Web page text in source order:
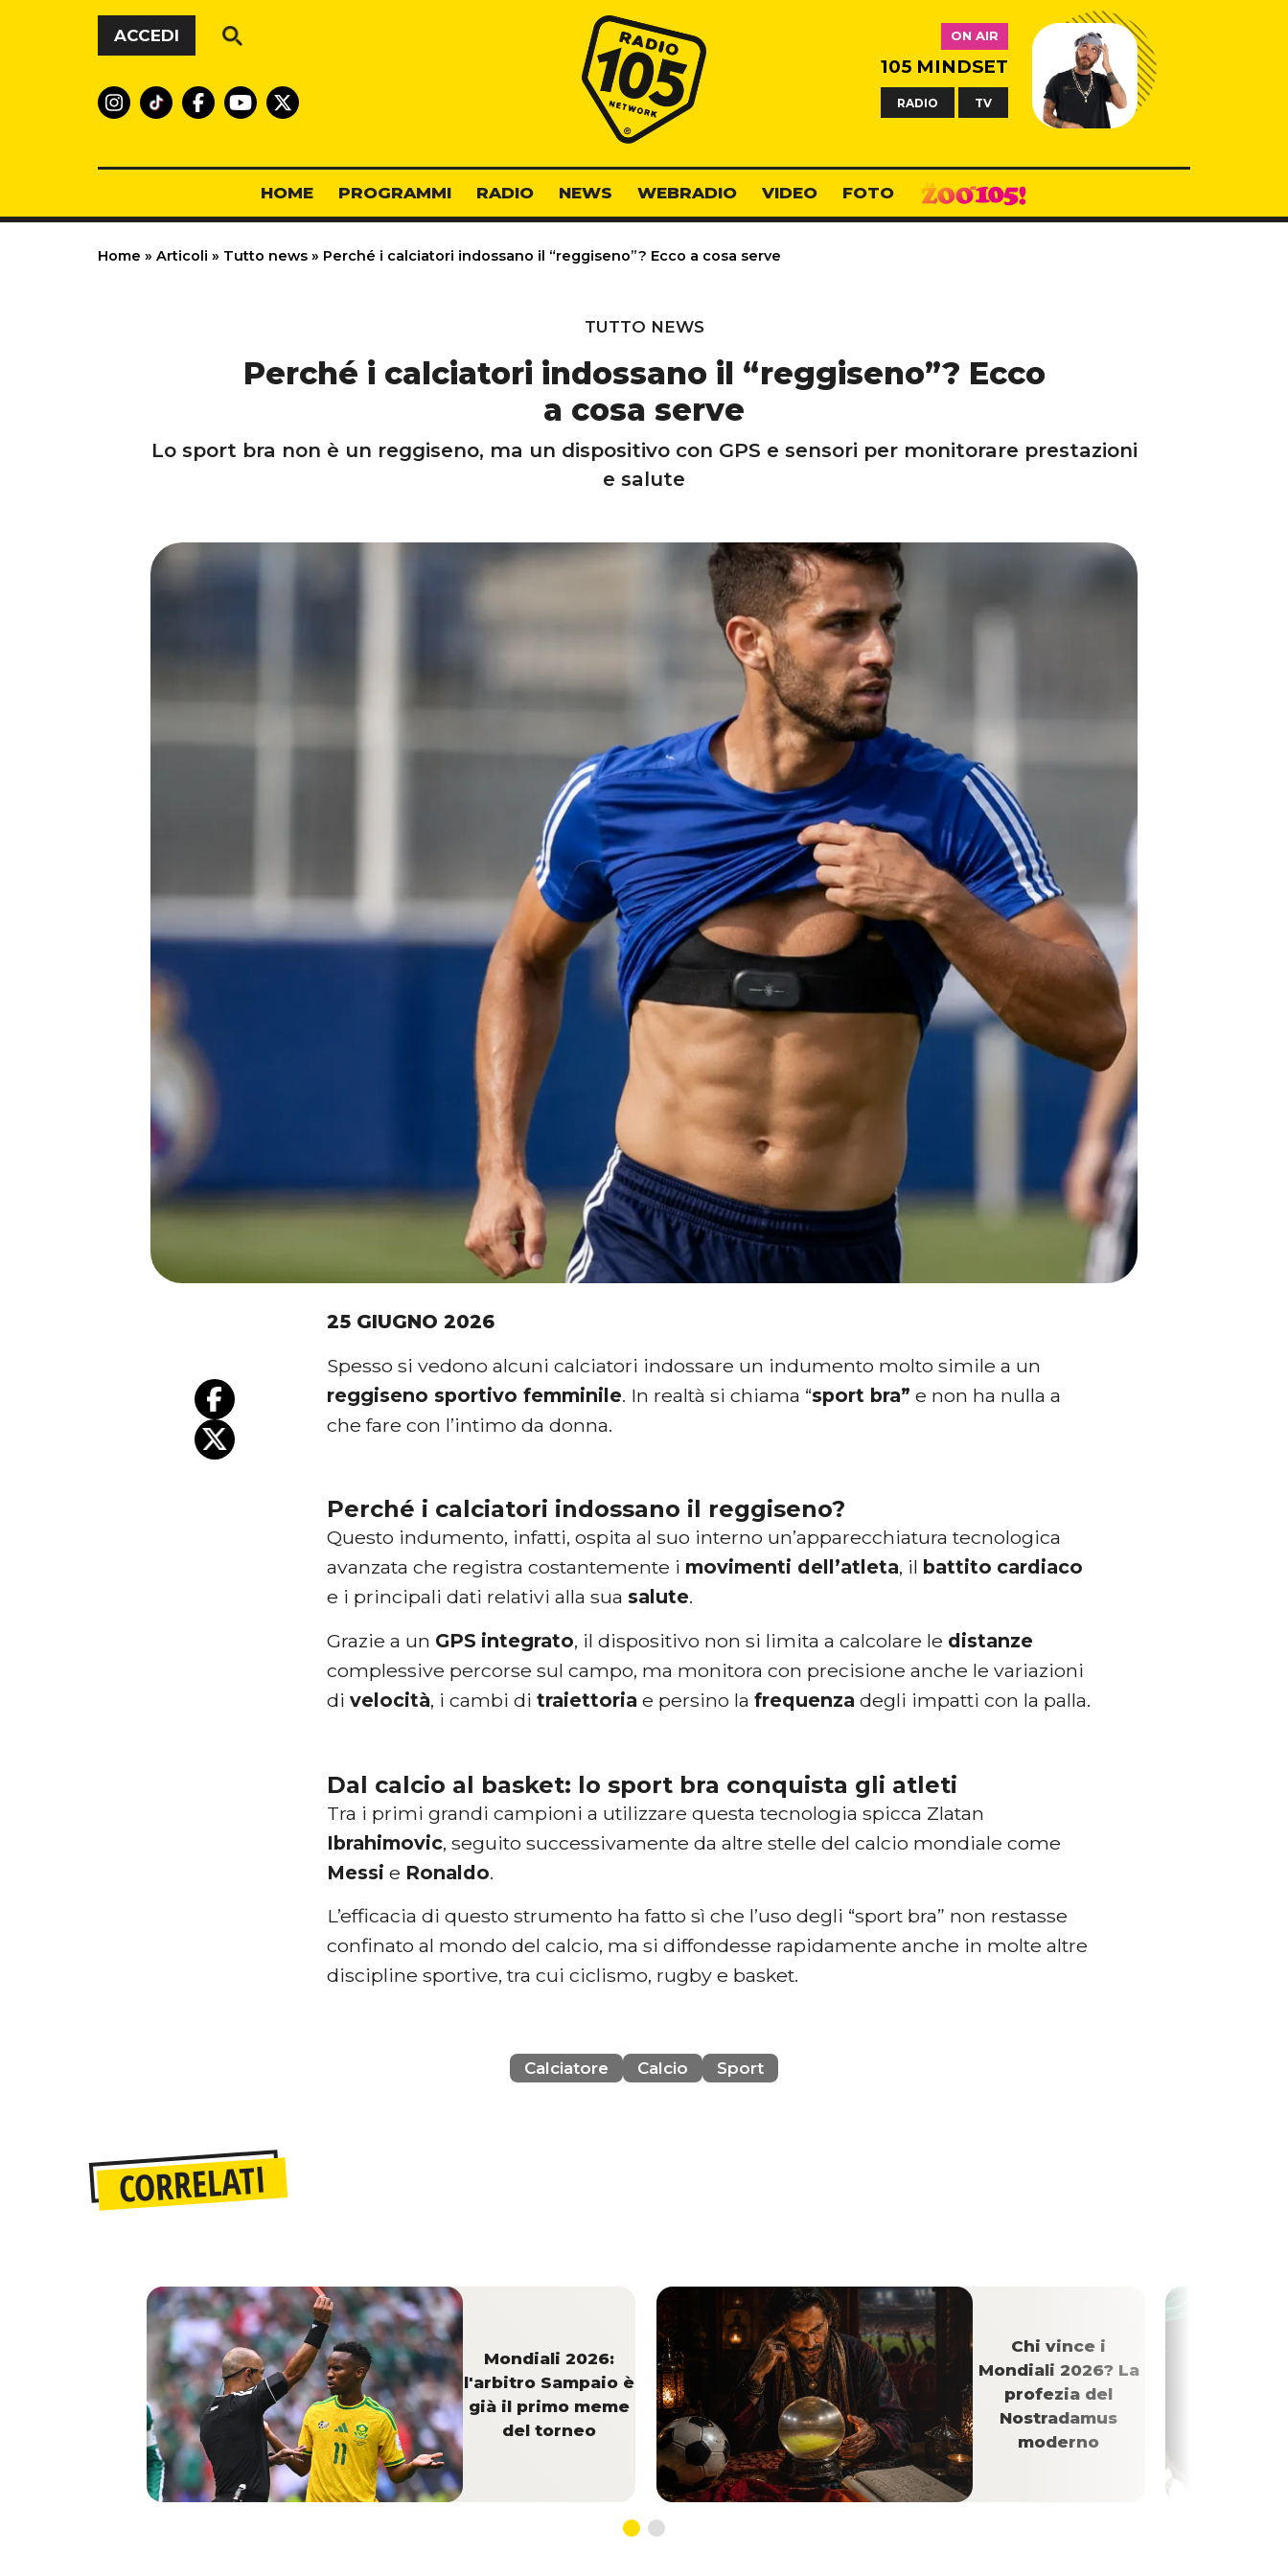
Vai al contenuto
ACCEDI
Radio 105
ON AIR
105 MINDSET
RADIO TV
HOME PROGRAMMI RADIO NEWS WEBRADIO VIDEO FOTO
Home » Articoli » Tutto news » Perché i calciatori indossano il “reggiseno”? Ecco a cosa serve
TUTTO NEWS
Perché i calciatori indossano il “reggiseno”? Ecco
a cosa serve
Lo sport bra non è un reggiseno, ma un dispositivo con GPS e sensori per monitorare prestazioni
e salute
25 GIUGNO 2026
Spesso si vedono alcuni calciatori indossare un indumento molto simile a un
reggiseno sportivo femminile. In realtà si chiama “sport bra” e non ha nulla a
che fare con l’intimo da donna.
Perché i calciatori indossano il reggiseno?
Questo indumento, infatti, ospita al suo interno un’apparecchiatura tecnologica
avanzata che registra costantemente i movimenti dell’atleta, il battito cardiaco
e i principali dati relativi alla sua salute.
Grazie a un GPS integrato, il dispositivo non si limita a calcolare le distanze
complessive percorse sul campo, ma monitora con precisione anche le variazioni
divelocità, i cambi ditraiettoria e persino lafrequenza degli impatti con la palla.
Dal calcio al basket: lo sport bra conquista gli atleti
Tra i primi grandi campioni a utilizzare questa tecnologia spicca Zlatan
Ibrahimovic, seguito successivamente da altre stelle del calcio mondiale come
Messi e Ronaldo.
L’efficacia di questo strumento ha fatto sì che l’uso degli “sport bra” non restasse
confinato al mondo del calcio, ma si diffondesse rapidamente anche in molte altre
discipline sportive, tra cui ciclismo, rugby e basket.
Calciatore Calcio Sport
CORRELATI
Mondiali 2026:
l'arbitro Sampaio è
già il primo meme
del torneo
Chi vince i
Mondiali 2026? La
profezia del
Nostradamus
moderno